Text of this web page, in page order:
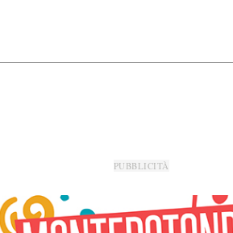
PUBBLICITÀ